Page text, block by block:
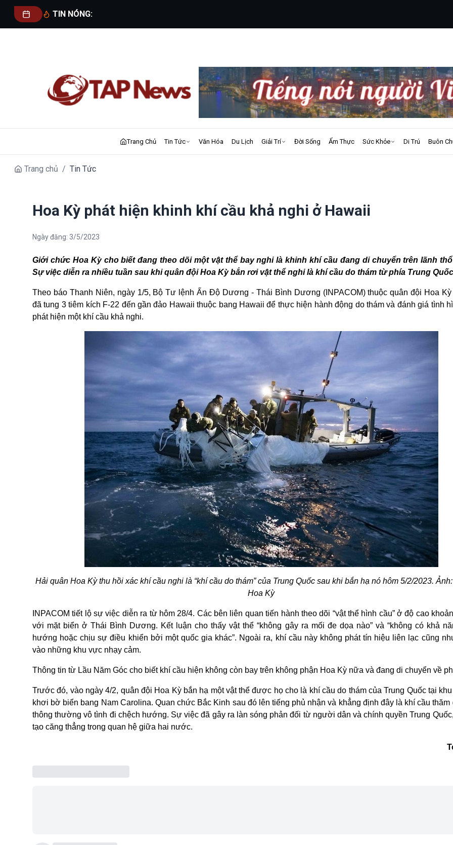
TIN NÓNG:
Trang Chủ Tin Tức Văn Hóa Du Lịch Giải Trí Đời Sống Ẩm Thực Sức Khỏe Di Trú Buôn
Trang chủ / Tin Tức
Hoa Kỳ phát hiện khinh khí cầu khả nghi ở Hawaii
Ngày đăng: 3/5/2023
Giới chức Hoa Kỳ cho biết đang theo dõi một vật thể bay nghi là khinh khí cầu đang di chuyển trên lãnh
Sự việc diễn ra nhiều tuần sau khi quân đội Hoa Kỳ bắn rơi vật thể nghi là khí cầu do thám từ phía Trung
Theo báo Thanh Niên, ngày 1/5, Bộ Tư lệnh Ấn Độ Dương - Thái Bình Dương (INPACOM) thuộc quân đội Hoa Kỳ
đã tung 3 tiêm kích F-22 đến gần đảo Hawaii thuộc bang Hawaii để thực hiện hành động do thám và đánh giá tình
phát hiện một khí cầu khả nghi.
Hải quân Hoa Kỳ thu hồi xác khí cầu nghi là “khí cầu do thám” của Trung Quốc sau khi bắn hạ nó hôm 5/2/2023.
Hoa Kỳ
INPACOM tiết lộ sự việc diễn ra từ hôm 28/4. Các bên liên quan tiến hành theo dõi “vật thể hình cầu” ở độ cao
với mặt biển ở Thái Bình Dương. Kết luận cho thấy vật thể “không gây ra mối đe dọa nào” và “không có khả
hướng hoặc chịu sự điều khiển bởi một quốc gia khác”. Ngoài ra, khí cầu này không phát tín hiệu liên lạc cũng
vào những khu vực nhạy cảm.
Thông tin từ Lầu Năm Góc cho biết khí cầu hiện không còn bay trên không phận Hoa Kỳ nữa và đang di chuyển về
Trước đó, vào ngày 4/2, quân đội Hoa Kỳbắn hạ một vật thể được họ cho là khí cầu do thám của Trung Quốc tại
khơi bờ biển bang Nam Carolina. Quan chức Bắc Kinh sau đó lên tiếng phủ nhận và khẳng định đây là khí cầu thăm
thông thường vô tình đi chệch hướng. Sự việc đã gây ra làn sóng phản đối từ người dân và chính quyền Trung
tạo căng thẳng trong quan hệ giữa hai nước.